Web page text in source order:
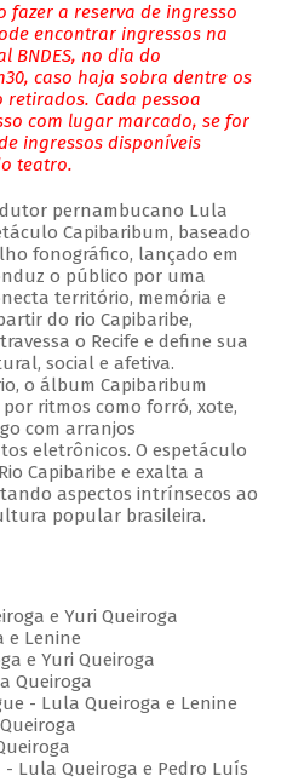
fazer a reserva de ingresso
encontrar ingressos na
BNDES, no dia do
caso haja sobra dentre os
retirados. Cada pessoa
com lugar marcado, se for
ingressos disponíveis
teatro.
pernambucano Lula
Capibaribum, baseado
fonográfico, lançado em
o público por uma
território, memória e
do rio Capibaribe,
o Recife e define sua
social e afetiva.
o álbum Capibaribum
ritmos como forró, xote,
com arranjos
eletrônicos. O espetáculo
Capibaribe e exalta a
aspectos intrínsecos ao
popular brasileira.
e Yuri Queiroga
e Lenine
e Yuri Queiroga
Queiroga
- Lula Queiroga e Lenine
- Lula Queiroga e Pedro Luís